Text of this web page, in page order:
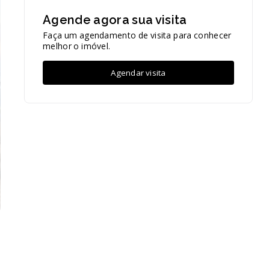
Agende agora sua visita
Faça um agendamento de visita para conhecer
melhor o imóvel.
Agendar visita